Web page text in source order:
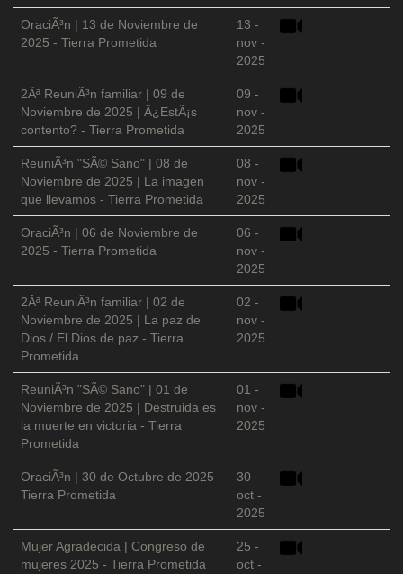
OraciÃ³n | 13 de Noviembre de
2025 - Tierra Prometida
13 -
nov -
2025
2Âª ReuniÃ³n familiar | 09 de
Noviembre de 2025 | Â¿EstÃ¡s
contento? - Tierra Prometida
09 -
nov -
2025
ReuniÃ³n "SÃ© Sano" | 08 de
Noviembre de 2025 | La imagen
que llevamos - Tierra Prometida
08 -
nov -
2025
OraciÃ³n | 06 de Noviembre de
2025 - Tierra Prometida
06 -
nov -
2025
2Âª ReuniÃ³n familiar | 02 de
Noviembre de 2025 | La paz de
Dios / El Dios de paz - Tierra
Prometida
02 -
nov -
2025
ReuniÃ³n "SÃ© Sano" | 01 de
Noviembre de 2025 | Destruida es
la muerte en victoria - Tierra
Prometida
01 -
nov -
2025
OraciÃ³n | 30 de Octubre de 2025 -
Tierra Prometida
30 -
oct -
2025
Mujer Agradecida | Congreso de
mujeres 2025 - Tierra Prometida
25 -
oct -